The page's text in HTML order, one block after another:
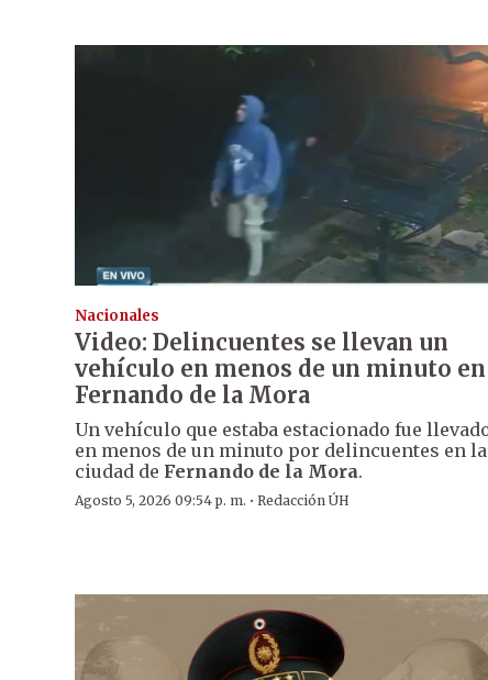
Nacionales
Video: Delincuentes se llevan un
vehículo en menos de un minuto en
Fernando de la Mora
Un vehículo que estaba estacionado fue
en menos de un minuto por delincuentes en la
ciudad de Fernando de la Mora.
Agosto 5, 2026 09:54 p. m. · Redacción ÚH